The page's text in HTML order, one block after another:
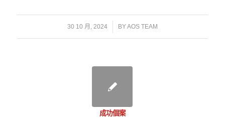
30 10 月, 2024
/ BYAOS TEAM
成功個案